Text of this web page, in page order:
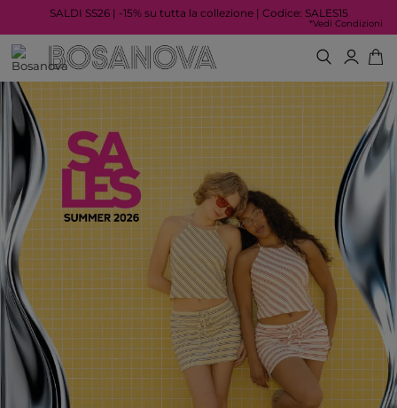
SALDI SS26 | -15% su tutta la collezione | Codice: SALES15
*Vedi Condizioni